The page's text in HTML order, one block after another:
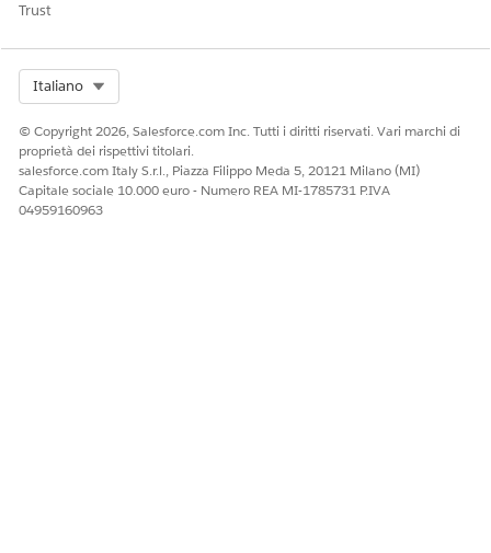
Trust
Italiano
© Copyright 2026, Salesforce.com Inc. Tutti i diritti riservati. Vari marchi di
proprietà dei rispettivi titolari.
salesforce.com Italy S.r.l., Piazza Filippo Meda 5, 20121 Milano (MI)
Capitale sociale 10.000 euro - Numero REA MI-1785731 P.IVA
04959160963